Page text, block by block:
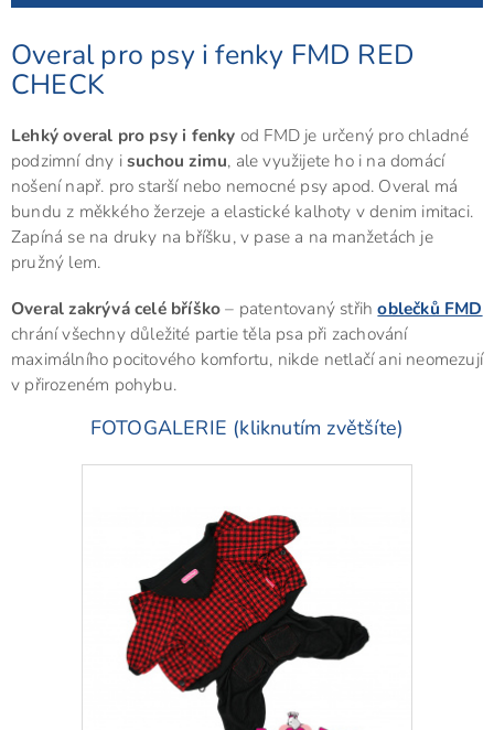
Overal pro psy i fenky FMD RED
CHECK
Lehký overal pro psy i fenky od FMD je určený pro chladné
podzimní dny isuchou zimu, ale využijete ho i na domácí
nošení např. pro starší nebo nemocné psy apod. Overal má
bundu z měkkého žerzeje a elastické kalhoty v denim imitaci.
Zapíná se na druky na bříšku, v pase a na manžetách je
pružný lem.
Overal zakrývá celé bříško– patentovaný střihoblečků FMD
chrání všechny důležité partie těla psa při zachování
maximálního pocitového komfortu, nikde netlačí ani neomezují
v přirozeném pohybu.
FOTOGALERIE (kliknutím zvětšíte)